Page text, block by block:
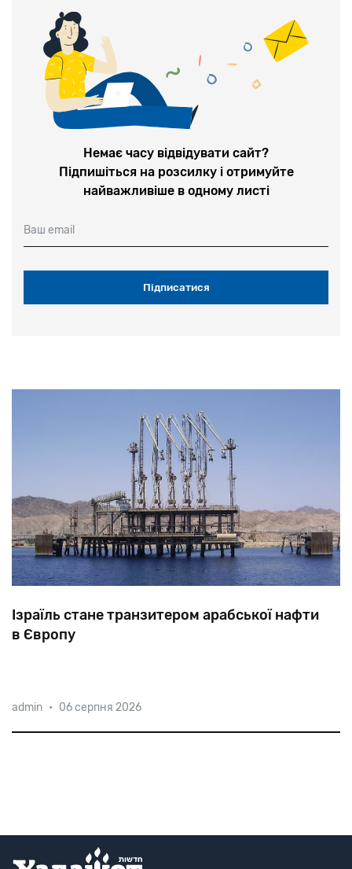
Немає часу відвідувати сайт?
Підпишіться на розсилку і отримуйте
найважливіше в одному листі
Ваш email
Ізраїль стане транзитером арабської нафти
в Європу
договорі між Ізраїлем і ОАЕ, як в Абу-Дабі підписали
знакову угоду. Відтепер нафта з країн Перської
admin • 06 серпня 2026